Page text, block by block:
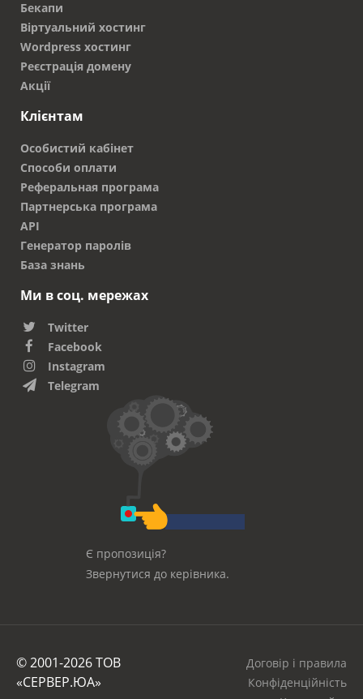
Бекапи
Віртуальний хостинг
Wordpress хостинг
Реєстрація домену
Акції
Клієнтам
Особистий кабінет
Способи оплати
Реферальная програма
Партнерська програма
API
Генератор паролів
База знань
Ми в соц. мережах
Twitter
Facebook
Instagram
Telegram
Є пропозиція?
Звернутися до керівника.
© 2001-2026 ТОВ
«СЕРВЕР.ЮА»
Договір і правила
Конфіденційність